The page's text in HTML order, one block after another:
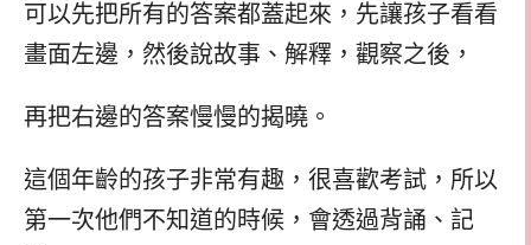
可以先把所有的答案都蓋起來，先讓孩子看看
畫面左邊，然後說故事、解釋，觀察之後，
再把右邊的答案慢慢的揭曉。
這個年齡的孩子非常有趣，很喜歡考試，所以
第一次他們不知道的時候，會透過背誦、記